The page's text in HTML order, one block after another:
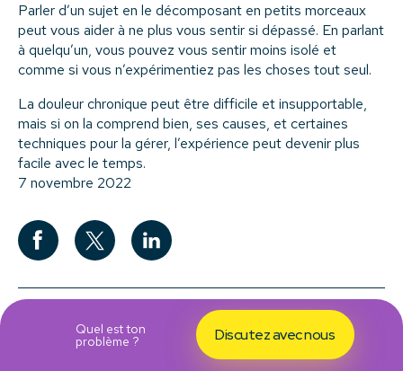
Parler d’un sujet en le décomposant en petits morceaux
peut vous aider à ne plus vous sentir si dépassé. En parlant
à quelqu’un, vous pouvez vous sentir moins isolé et
comme si vous n’expérimentiez pas les choses tout seul.
La douleur chronique peut être difficile et insupportable,
mais si on la comprend bien, ses causes, et certaines
techniques pour la gérer, l’expérience peut devenir plus
facile avec le temps.
7 novembre 2022
En savoir plus sur
Quel est ton
problème ? Discutez avec nous